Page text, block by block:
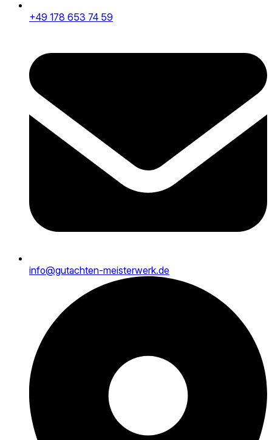
+49 178 653 74 59
info@gutachten-meisterwerk.de